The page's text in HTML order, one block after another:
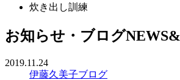
炊き出し訓練
お知らせ・ブログ
2019.11.24
伊藤久美子ブログ